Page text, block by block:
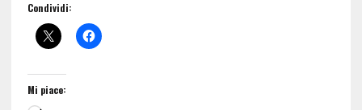
Condividi:
Mi piace: